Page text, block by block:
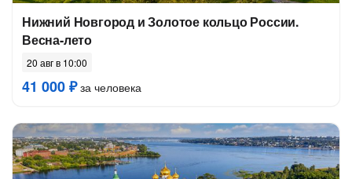
Нижний Новгород и Золотое кольцо России.
Весна-лето
20 авг в 10:00
41 000 ₽за человека